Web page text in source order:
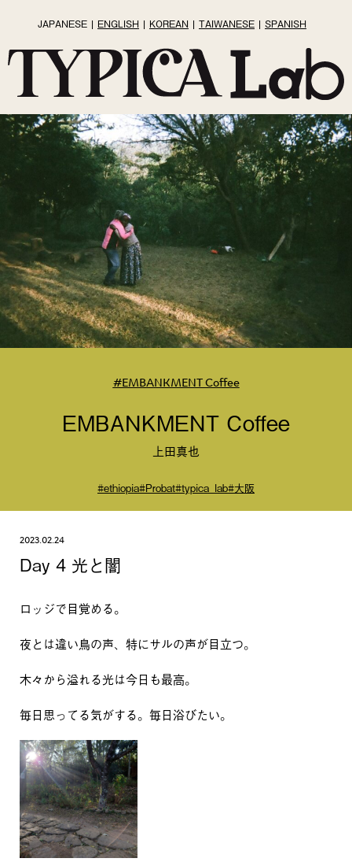
JAPANESE ENGLISH KOREAN TAIWANESE SPANISH
#EMBANKMENT Coffee
EMBANKMENT Coffee
上田真也
#ethiopia#Probat#typica_lab#大阪
2023.02.24
Day 4 光と闇
ロッジで目覚める。
夜とは違い鳥の声、特にサルの声が目立つ。
木々から溢れる光は今日も最高。
毎日思ってる気がする。毎日浴びたい。